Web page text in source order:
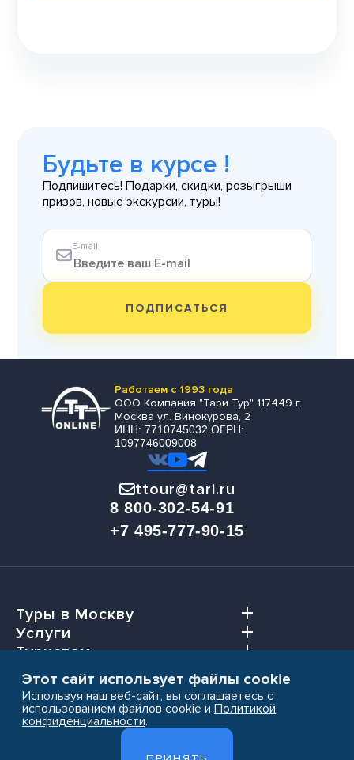
Будьте в курсе !
Подпишитесь! Подарки, скидки, розыгрыши
призов, новые экскурсии, туры!
E-mail
ПОДПИСАТЬСЯ
Работаем с 1993 года
ООО Компания "Тари Тур" 117449 г.
Москва ул. Винокурова, 2
ИНН: 7710745032 ОГРН:
1097746009008
ttour@tari.ru
8 800-302-54-91
+7 495-777-90-15
Туры в Москву
Услуги
Туристам
Агентствам
Этот сайт использует файлы cookie
Используя наш веб-сайт, вы соглашаетесь с
использованием файлов cookie и Политикой
конфиденциальности.